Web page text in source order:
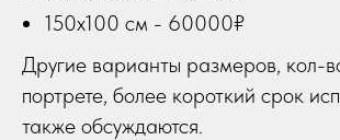
150х100 см - 60000₽
Другие варианты размеров, кол-
портрете, более короткий срок
также обсуждаются.